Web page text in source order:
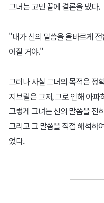
그녀는 고민 끝에 결론을 냈다.
"내가 신의 말씀을 올바르게
어질 거야."
그러나 사실 그녀의 목적은 정
지브릴은 그저, 그로 인해 아
그렇게 그녀는 신의 말씀을 전
그리고 그 말씀을 직접 해석하
었다.